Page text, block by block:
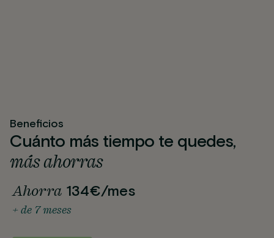
Beneficios
Cuánto más tiempo te quedes,
más ahorras
Ahorra 134€/mes
+ de 7 meses